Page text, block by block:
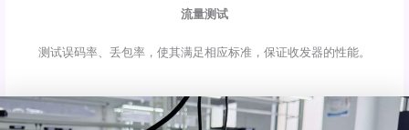
流量测试
测试误码率、丢包率，使其满足相应标准，保证收发器的性能。